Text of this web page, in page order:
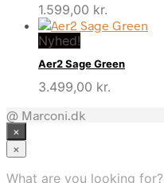
1.599,00 kr.
Nyhed!
Aer2 Sage Green
3.499,00 kr.
@ Marconi.dk
×
×
What are you looking for?